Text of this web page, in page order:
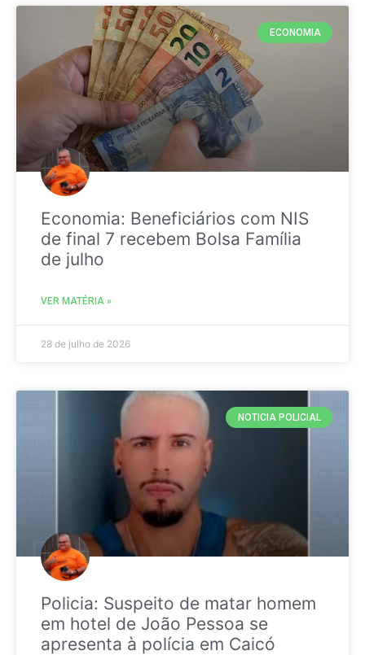
ECONOMIA
Economia: Beneficiários com NIS
de final 7 recebem Bolsa Família
de julho
VER MATÉRIA »
28 de julho de 2026
NOTICIA POLICIAL
Policia: Suspeito de matar homem
em hotel de João Pessoa se
apresenta à polícia em Caicó